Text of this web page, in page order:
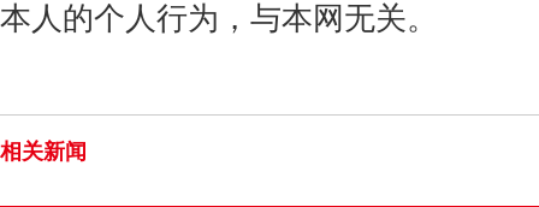
本人的个人行为，与本网无关。
相关新闻